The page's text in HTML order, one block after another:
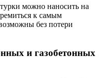
можно наносить на
к самым
без потери
и газобетонных